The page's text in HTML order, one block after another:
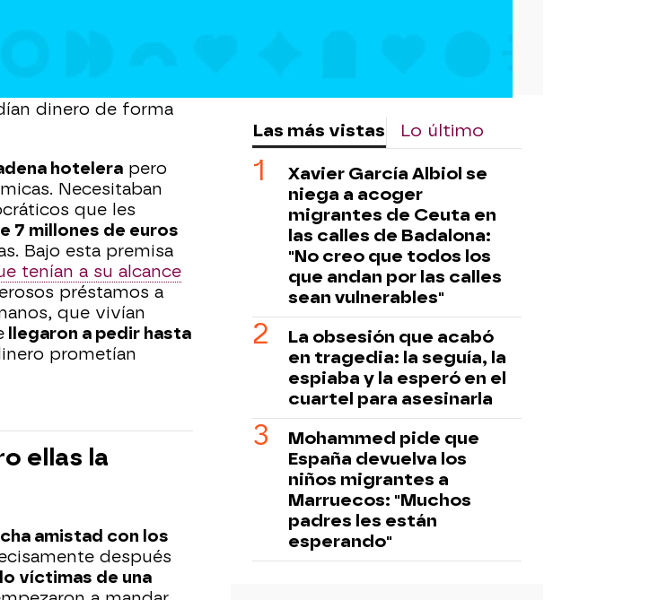
dinero de forma
hotelera pero
Necesitaban
que les
7 millones de euros
Bajo esta premisa
tenían a su alcance
préstamos a
que vivían
llegaron a pedir hasta
prometían
ellas la
amistad con los
después
víctimas de una
Las más vistas Lo último
Xavier García Albiol se
niega a acoger
migrantes de Ceuta en
las calles de Badalona:
"No creo que todos los
que andan por las calles
sean vulnerables"
La obsesión que acabó
en tragedia: la seguía, la
espiaba y la esperó en el
cuartel para asesinarla
Mohammed pide que
España devuelva los
niños migrantes a
Marruecos: "Muchos
padres les están
esperando"